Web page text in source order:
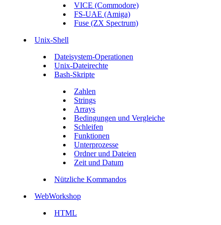
VICE (Commodore)
FS-UAE (Amiga)
Fuse (ZX Spectrum)
Unix-Shell
Dateisystem-Operationen
Unix-Dateirechte
Bash-Skripte
Zahlen
Strings
Arrays
Bedingungen und Vergleiche
Schleifen
Funktionen
Unterprozesse
Ordner und Dateien
Zeit und Datum
Nützliche Kommandos
WebWorkshop
HTML